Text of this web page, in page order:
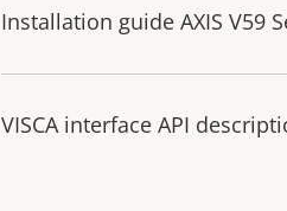
Installation guide AXIS V59
VISCA interface API